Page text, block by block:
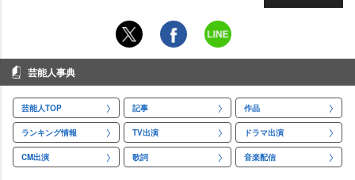
芸能人事典
芸能人TOP 記事 作品
ランキング情報 TV出演 ドラマ出演
CM出演 歌詞 音楽配信